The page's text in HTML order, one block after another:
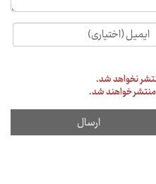
نخواهد شد.
منتشر خواهند شد.